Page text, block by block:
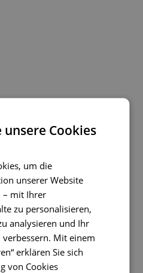
unsere Cookies
um die
unserer Website
– mit Ihrer
zu personalisieren,
analysieren und Ihr
verbessern. Mit einem
erklären Sie sich
von Cookies